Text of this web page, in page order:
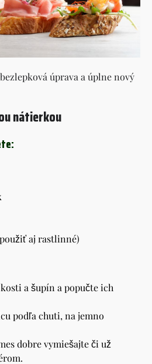
úprava a úplne nový
nátierkou
aj rastlinné)
a šupín a popučte ich
podľa chuti, na jemno
dobre vymiešajte či už